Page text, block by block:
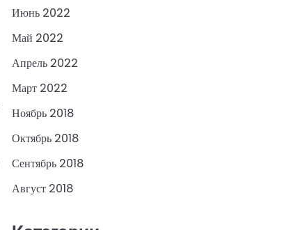
Июнь 2022
Май 2022
Апрель 2022
Март 2022
Ноябрь 2018
Октябрь 2018
Сентябрь 2018
Август 2018